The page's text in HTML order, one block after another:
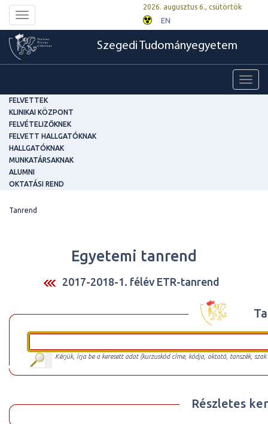
Toggle
navigation
2026. augusztus 6., csütörtök
EN
Szegedi Tudományegyetem
FELVETTEK
KLINIKAI KÖZPONT
FELVÉTELIZŐKNEK
FELVETT HALLGATÓKNAK
HALLGATÓKNAK
MUNKATÁRSAKNAK
ALUMNI
OKTATÁSI REND
Tanrend
Egyetemi tanrend
2017-2018-1. félév ETR-tanrend
Kérjük, írja be a keresett adat (kurzuskód címe, kódja, oktató, tanszék,
Részletes